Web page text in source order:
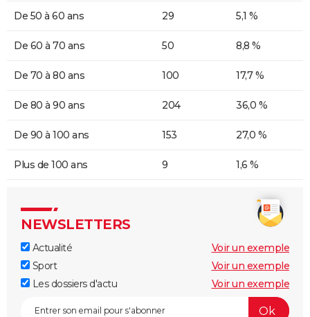
De 50 à 60 ans 29 5,1 %
De 60 à 70 ans 50 8,8 %
De 70 à 80 ans 100 17,7 %
De 80 à 90 ans 204 36,0 %
De 90 à 100 ans 153 27,0 %
Plus de 100 ans 9 1,6 %
NEWSLETTERS
Actualité
Voir un exemple
Sport
Voir un exemple
Les dossiers d'actu
Voir un exemple